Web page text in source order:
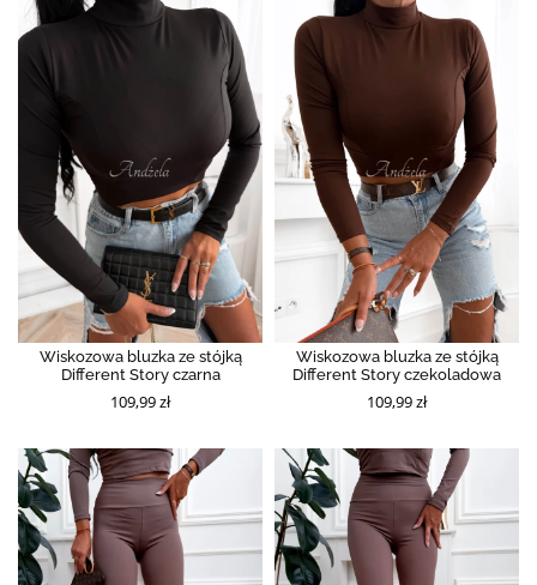
Wiskozowa bluzka ze stójką
Different Story czarna
109,99 zł
Wiskozowa bluzka ze stójką
Different Story czekoladowa
109,99 zł